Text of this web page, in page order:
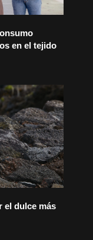
en el tejido
el dulce más